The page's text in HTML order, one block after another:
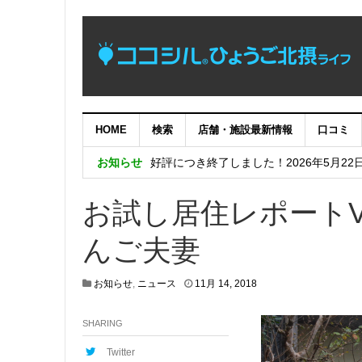
HOME 検索 店舗・施設最新情報 口コミ
お知らせ
【完了】システムメンテナンス作業に伴
好評につき終了しました！2026年5月
好評につき終了しました！兵庫五国移
好評につき終了しました！日生ニュー
お試し居住レポート
んご夫妻
お知らせ, ニュース 11月 14, 20184
0
SHARING
Twitter